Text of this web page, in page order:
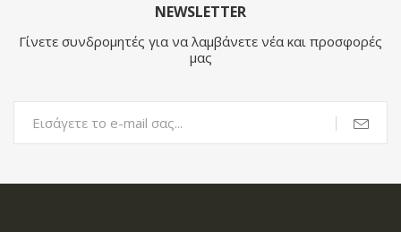
NEWSLETTER
Γίνετε συνδρομητές για να λαμβάνετε νέα και προσφορές
μας